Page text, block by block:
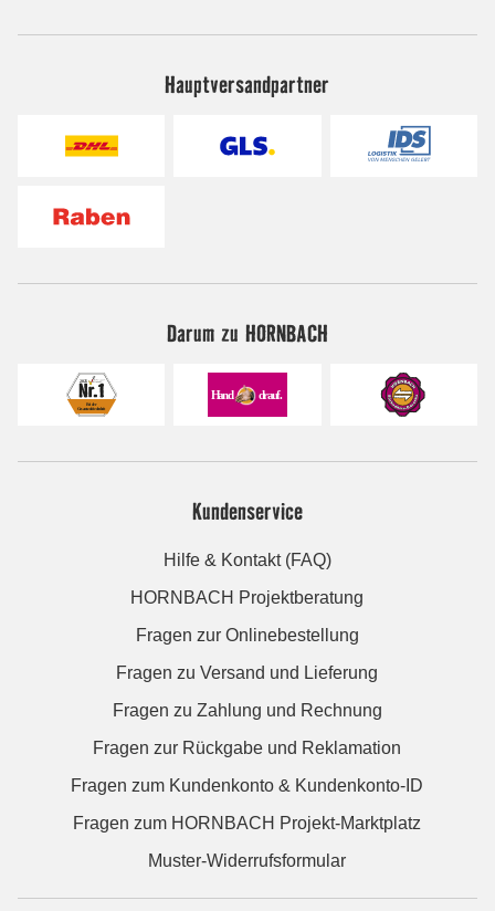
Hauptversandpartner
Darum zu HORNBACH
Kundenservice
Hilfe & Kontakt (FAQ)
HORNBACH Projektberatung
Fragen zur Onlinebestellung
Fragen zu Versand und Lieferung
Fragen zu Zahlung und Rechnung
Fragen zur Rückgabe und Reklamation
Fragen zum Kundenkonto & Kundenkonto-ID
Fragen zum HORNBACH Projekt-Marktplatz
Muster-Widerrufsformular